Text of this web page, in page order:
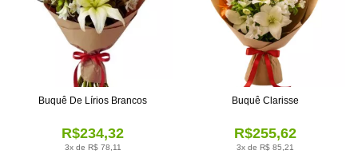
3x de R$ 78,11
R$234,32
Buquê De Lírios Brancos
3x de R$ 85,21
R$255,62
Buquê Clarisse